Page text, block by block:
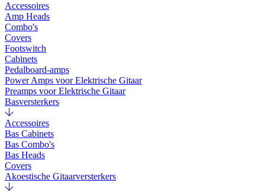
Accessoires
Amp Heads
Combo's
Covers
Footswitch
Cabinets
Pedalboard-amps
Power Amps voor Elektrische Gitaar
Preamps voor Elektrische Gitaar
Basversterkers
Accessoires
Bas Cabinets
Bas Combo's
Bas Heads
Covers
Akoestische Gitaarversterkers